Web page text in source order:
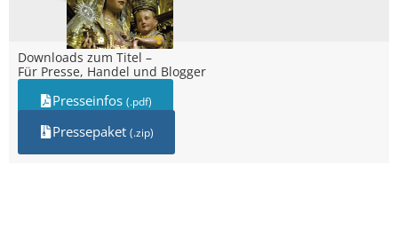
Downloads zum Titel –
Für Presse, Handel und Blogger
Presseinfos (.pdf)
Pressepaket (.zip)